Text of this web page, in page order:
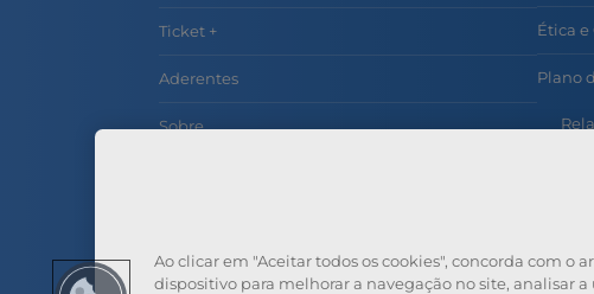
Ticket +
Aderentes
Sobre
Ética
Plano
Ao clicar em "Aceitar todos os cookies", concorda com o
dispositivo para melhorar a navegação no site, analisar